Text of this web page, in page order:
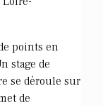
points en
stage de
se déroule sur
de